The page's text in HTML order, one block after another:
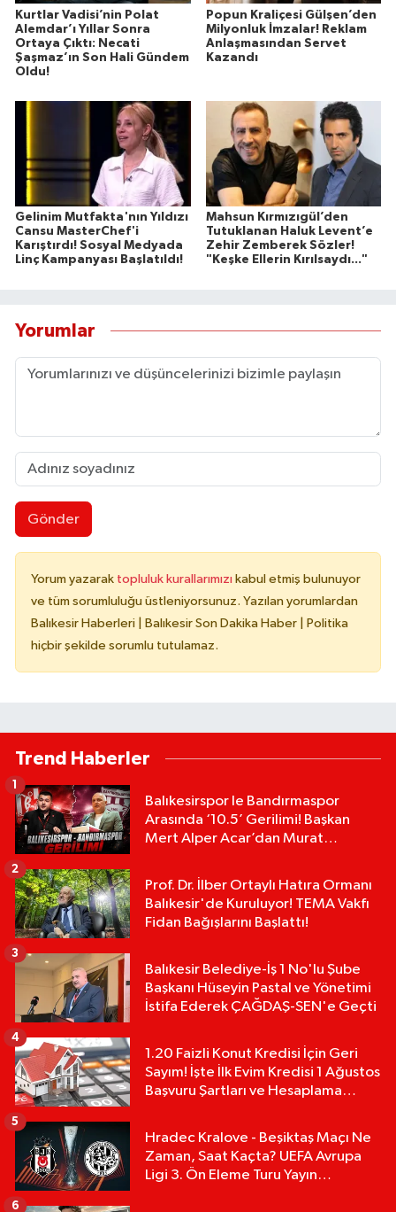
Kurtlar Vadisi’nin Polat
Alemdar’ı Yıllar Sonra
Ortaya Çıktı: Necati
Şaşmaz’ın Son Hali Gündem
Oldu!
Popun Kraliçesi Gülşen’den
Milyonluk İmzalar! Reklam
Anlaşmasından Servet
Kazandı
Gelinim Mutfakta'nın Yıldızı
Cansu MasterChef'i
Karıştırdı! Sosyal Medyada
Linç Kampanyası Başlatıldı!
Mahsun Kırmızıgül’den
Tutuklanan Haluk Levent’e
Zehir Zemberek Sözler!
"Keşke Ellerin Kırılsaydı..."
Yorumlar
Gönder
Yorum yazarak topluluk kurallarımızı kabul etmiş bulunuyor
ve tüm sorumluluğu üstleniyorsunuz. Yazılan yorumlardan
Balıkesir Haberleri | Balıkesir Son Dakika Haber | Politika
hiçbir şekilde sorumlu tutulamaz.
Trend Haberler
Balıkesirspor le Bandırmaspor
Arasında ‘10.5’ Gerilimi! Başkan
Mert Alper Acar’dan Murat
1
Prof. Dr. İlber Ortaylı Hatıra Ormanı
Balıkesir'de Kuruluyor! TEMA Vakfı
Fidan Bağışlarını Başlattı!
2
Balıkesir Belediye-İş 1 No'lu Şube
Başkanı Hüseyin Pastal ve Yönetimi
İstifa Ederek ÇAĞDAŞ-SEN'e Geçti
3
1.20 Faizli Konut Kredisi İçin Geri
Sayım! İşte İlk Evim Kredisi 1 Ağustos
Başvuru Şartları ve Hesaplama
4
Hradec Kralove - Beşiktaş Maçı Ne
Zaman, Saat Kaçta? UEFA Avrupa
Ligi 3. Ön Eleme Turu Yayın
5
6